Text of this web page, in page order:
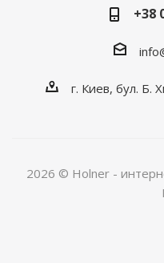
+38
г. Киев, бул. Б.
2026 © Holner -